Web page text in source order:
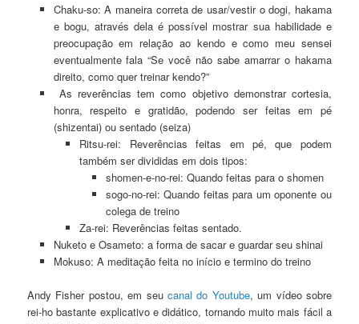
Chaku-so: A maneira correta de usar/vestir o dogi, hakama
e bogu, através dela é possível mostrar sua habilidade e
preocupação em relação ao kendo e como meu sensei
eventualmente fala “Se você não sabe amarrar o hakama
direito, como quer treinar kendo?”
As reverências tem como objetivo demonstrar cortesia,
honra, respeito e gratidão, podendo ser feitas em pé
(shizentai) ou sentado (seiza)
Ritsu-rei: Reverências feitas em pé, que podem
também ser divididas em dois tipos:
shomen-e-no-rei: Quando feitas para o shomen
sogo-no-rei: Quando feitas para um oponente ou
colega de treino
Za-rei: Reverências feitas sentado.
Nuketo e Osameto: a forma de sacar e guardar seu shinai
Mokuso: A meditação feita no início e termino do treino
Andy Fisher postou, em seu canal do Youtube, um vídeo sobre
rei-ho bastante explicativo e didático, tornando muito mais fácil a